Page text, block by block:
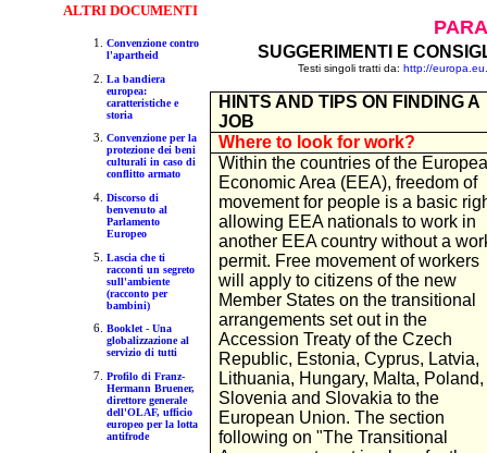
ALTRI DOCUMENTI
Convenzione contro
l'apartheid
La bandiera
europea:
caratteristiche e
storia
Convenzione per la
protezione dei beni
culturali in caso di
conflitto armato
Discorso di
benvenuto al
Parlamento
Europeo
Lascia che ti
racconti un segreto
sull'ambiente
(racconto per
bambini)
Booklet - Una
globalizzazione al
servizio di tutti
Profilo di Franz-
Hermann Bruener,
direttore generale
dell'OLAF, ufficio
europeo per la lotta
antifrode
SUGGERIMENTI E
Testi singoli tratti da: http://
HINTS AND TIPS ON FINDING A
JOB
Where to look for work?
Within the countries of the
Economic Area (EEA), freedom of
movement for people is a basic
allowing EEA nationals to work in
another EEA country without a
permit. Free movement of workers
will apply to citizens of the new
Member States on the transitional
arrangements set out in the
Accession Treaty of the Czech
Republic, Estonia, Cyprus, Latvia,
Lithuania, Hungary, Malta, Poland,
Slovenia and Slovakia to the
European Union. The section
following on "The Transitional